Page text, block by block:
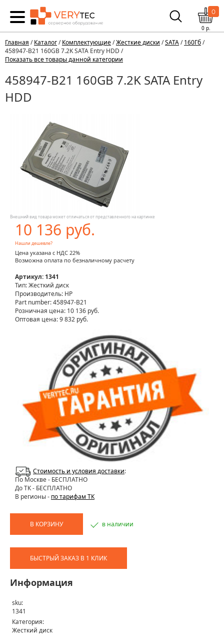
0
0р.
Главная /Каталог/Комплектующие/Жесткие диски /SATA/160Гб/
458947-B21 160GB 7.2K SATA Entry HDD /
Показать все товары данной категории
458947-B21 160GB 7.2K SATA Entry
HDD
Внешний вид товара может отличаться от представленного на картинке
10 136 руб.
Нашли дешевле?
Цена указана с НДС 22%
Возможна оплата по безналичному расчету
Артикул: 1341
Тип: Жесткий диск
Производитель: HP
Part number: 458947-B21
Розничная цена: 10 136 руб.
Оптовая цена: 9 832 руб.
Стоимость и условия доставки:
По Москве- БЕСПЛАТНО
До ТК - БЕСПЛАТНО
В регионы - по тарифам ТК
В КОРЗИНУ в наличии
БЫСТРЫЙ ЗАКАЗ В 1 КЛИК
Информация
sku:
1341
Категория:
Жесткий диск